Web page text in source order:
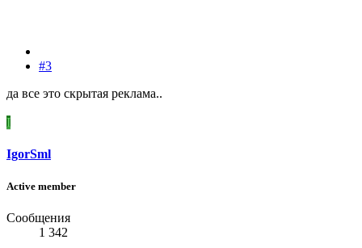
#3
да все это скрытая реклама..
I
IgorSml
Active member
Сообщения
1 342